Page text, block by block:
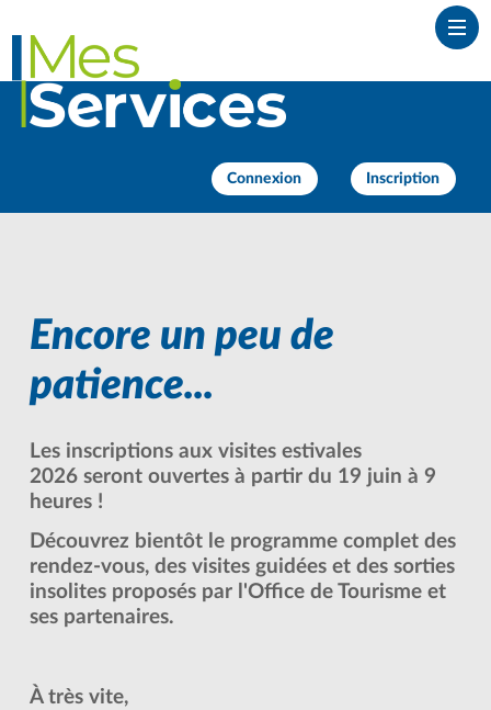
Connexion Inscription
Encore un peu de
patience...
Les inscriptions aux visites estivales
2026 seront ouvertes à partir du 19 juin à 9
heures !
Découvrez bientôt le programme complet des
rendez-vous, des visites guidées et des sorties
insolites proposés par l'Office de Tourisme et
ses partenaires.
À très vite,